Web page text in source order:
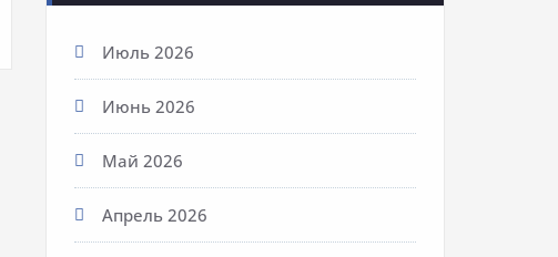
Июль 2026
Июнь 2026
Май 2026
Апрель 2026